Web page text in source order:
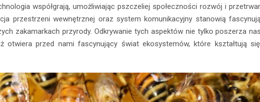
współgrają, umożliwiając pszczeliej społeczności rozwój i
przestrzeni wewnętrznej oraz system komunikacyjny stanowią
zakamarkach przyrody. Odkrywanie tych aspektów nie tylko poszerza
otwiera przed nami fascynujący świat ekosystemów, które kształtują